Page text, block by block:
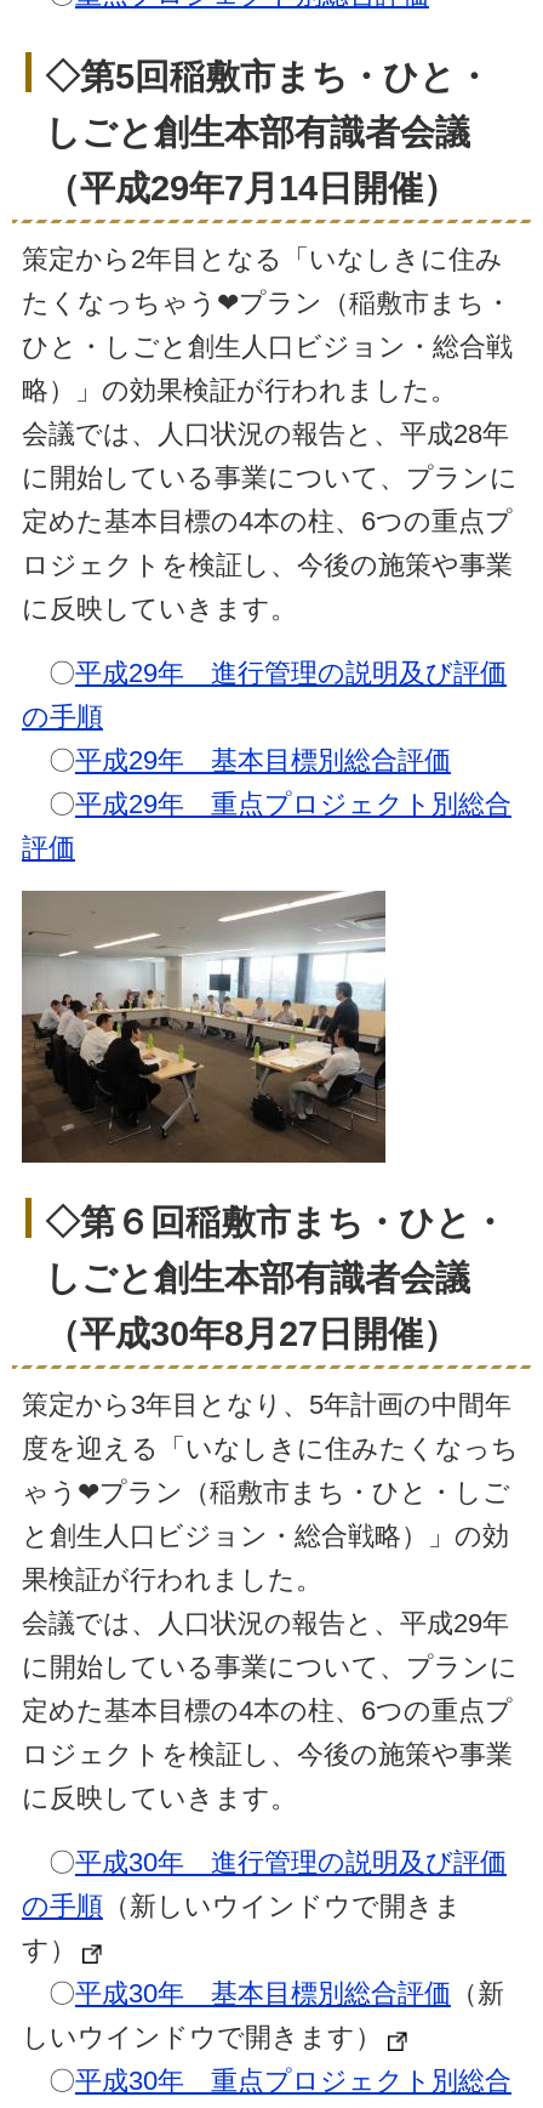
◇第5回稲敷市まち・ひと・
しごと創生本部有識者会議
（平成29年7月14日開催）
策定から2年目となる「いなしきに住み
たくなっちゃう❤プラン（稲敷市まち・
ひと・しごと創生人口ビジョン・総合戦
略）」の効果検証が行われました。
会議では、人口状況の報告と、平成28年
に開始している事業について、プランに
定めた基本目標の4本の柱、6つの重点プ
ロジェクトを検証し、今後の施策や事業
に反映していきます。
〇平成29年 進行管理の説明及び評価
の手順
〇平成29年 基本目標別総合評価
〇平成29年 重点プロジェクト別総合
評価
◇第６回稲敷市まち・ひと・
しごと創生本部有識者会議
（平成30年8月27日開催）
策定から3年目となり、5年計画の中間年
度を迎える「いなしきに住みたくなっち
ゃう❤プラン（稲敷市まち・ひと・しご
と創生人口ビジョン・総合戦略）」の効
果検証が行われました。
会議では、人口状況の報告と、平成29年
に開始している事業について、プランに
定めた基本目標の4本の柱、6つの重点プ
ロジェクトを検証し、今後の施策や事業
に反映していきます。
〇平成30年 進行管理の説明及び評価
の手順（新しいウインドウで開きま
す）
〇平成30年 基本目標別総合評価 （新
しいウインドウで開きます）
〇平成30年 重点プロジェクト別総合